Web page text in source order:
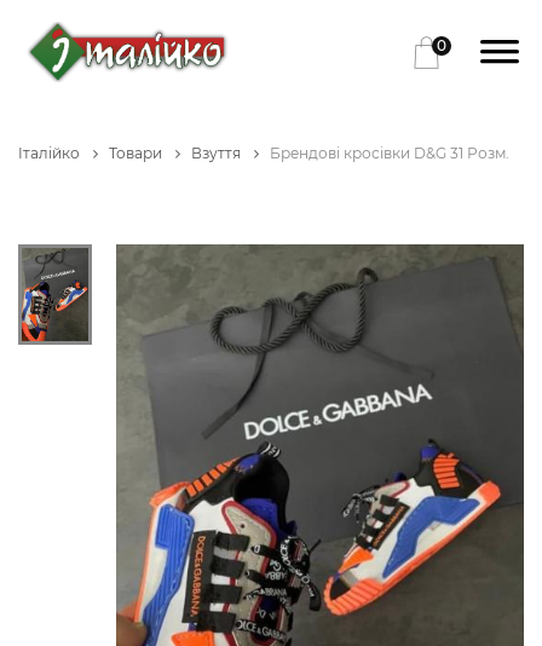
0
Італійко Товари Взуття Брендові кросівки D&G 31 Розм.